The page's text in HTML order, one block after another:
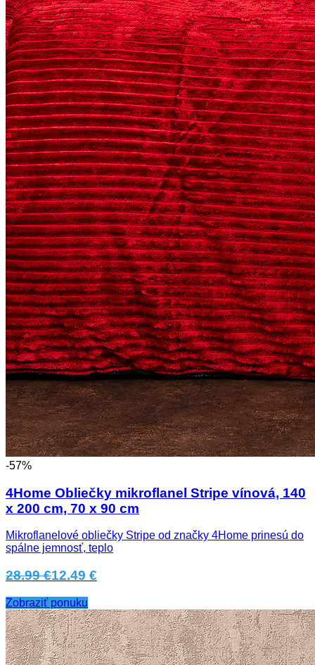
-57%
4Home Obliečky mikroflanel Stripe vínová, 140
x 200 cm, 70 x 90 cm
Mikroflanelové obliečky Stripe od značky 4Home prinesú do
spálne jemnosť, teplo
28.99 €12.49 €
Zobraziť ponuku